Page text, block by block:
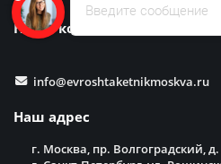
Наши контакты
info@evroshtaketnikmoskva.ru
Наш адрес
г. Москва, пр. Волгоградский,
Введите сообщение